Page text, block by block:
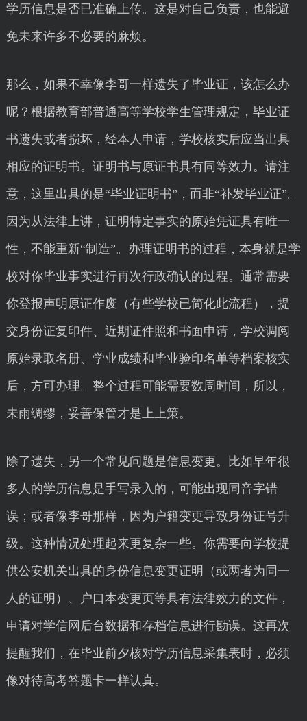
学历信息是否已准确上传。这是对自己负责，也能避
免未来许多不必要的麻烦。
那么，如果不幸像李哥一样遗失了毕业证，该怎么办
呢？根据教育部普通高等学校学生管理规定，毕业证
书遗失或者损坏，经本人申请，学校核实后应当出具
相应的证明书。证明书与原证书具有同等效力。请注
意，这里出具的是“毕业证明书”，而非“补发毕业证”。
因为从法律上讲，证明特定事实的原始凭证具有唯一
性，不能重新“制造”。办理证明书的过程，本身就是学
校对你毕业事实进行再次行政确认的过程。通常需要
你登报声明原证作废（有些学校已简化此流程），提
交身份证复印件、近期证件照和书面申请，学校调阅
原始录取名册、学业成绩和毕业验印名单等档案核实
后，方可办理。整个过程可能需要数周时间，所以，
未雨绸缪，妥善保管才是上上策。
除了遗失，另一个常见问题是信息变更。比如早年很
多人的学历信息是手写录入的，可能出现同音字错
误；或者像李哥那样，因为户籍变更导致身份证号升
级。这种情况处理起来更复杂一些。你需要向学校提
供公安机关出具的身份信息变更证明（或两者为同一
人的证明）、户口本变更页等具有法律效力的文件，
申请对学信网后台数据和存档信息进行勘误。这再次
提醒我们，在毕业前夕核对学历信息采集表时，必须
像对待高考答题卡一样认真。